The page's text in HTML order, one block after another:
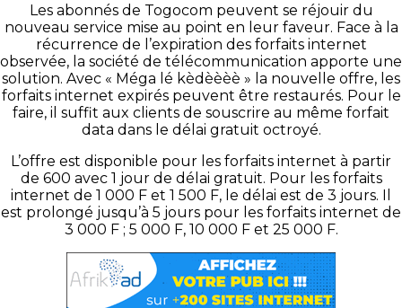
Les abonnés de Togocom peuvent se réjouir du
nouveau service mise au point en leur faveur. Face à la
récurrence de l’expiration des forfaits internet
observée, la société de télécommunication apporte une
solution. Avec « Méga lé kèdèèèè » la nouvelle offre, les
forfaits internet expirés peuvent être restaurés. Pour le
faire, il suffit aux clients de souscrire au même forfait
data dans le délai gratuit octroyé.
L’offre est disponible pour les forfaits internet à partir
de 600 avec 1 jour de délai gratuit. Pour les forfaits
internet de 1 000 F et 1 500 F, le délai est de 3 jours. Il
est prolongé jusqu’à 5 jours pour les forfaits internet de
3 000 F ; 5 000 F, 10 000 F et 25 000 F.